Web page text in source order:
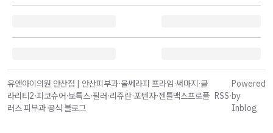
유앤아이의원 안산점 | 안산피부과·울쎄라피 프라임·써마지·클
라리티2·피코슈어·보톡스·필러·리쥬란·포텐자·젠틀맥스프로플
러스 피부과 공식 블로그
RSS·
Powered
by
Inblog